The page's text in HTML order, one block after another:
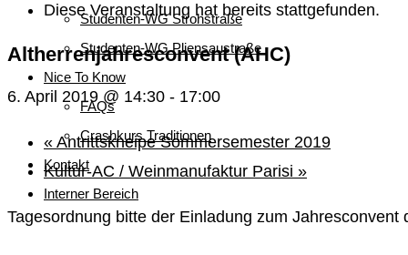
Studenten-WG Strohstraße
Studenten-WG Pliensaustraße
Nice To Know
FAQs
Crashkurs Traditionen
Kontakt
Interner Bereich
Diese Veranstaltung hat bereits stattgefunden.
Altherrenjahresconvent (AHC)
6. April 2019 @ 14:30 - 17:00
« Antrittskneipe Sommersemester 2019
Kultur-AC / Weinmanufaktur Parisi »
Tagesordnung bitte der Einladung zum